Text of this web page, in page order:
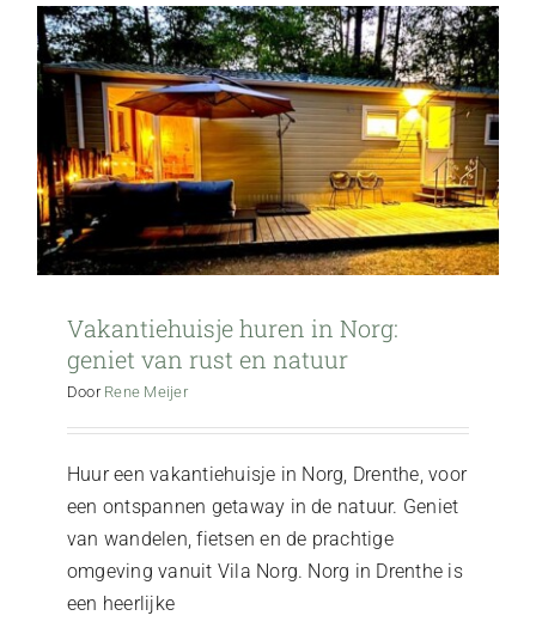
Vakantiehuisje huren in Norg:
geniet van rust en natuur
Door Rene Meijer
Huur een vakantiehuisje in Norg, Drenthe, voor
een ontspannen getaway in de natuur. Geniet
van wandelen, fietsen en de prachtige
omgeving vanuit Vila Norg. Norg in Drenthe is
een heerlijke
Ontdek de Langeloërduinen in Norg met